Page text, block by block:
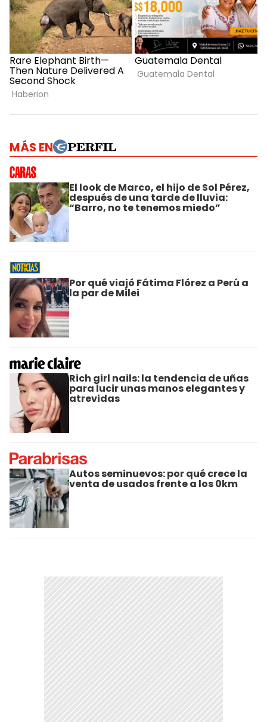
MÁS EN
El look de Marco, el hijo de Sol Pérez,
después de una tarde de lluvia:
“Barro, no te tenemos miedo”
Por qué viajó Fátima Flórez a Perú a
la par de Milei
Rich girl nails: la tendencia de uñas
para lucir unas manos elegantes y
atrevidas
Autos seminuevos: por qué crece la
venta de usados frente a los 0km